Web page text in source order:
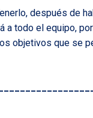
después de
a todo el equipo,
objetivos que se